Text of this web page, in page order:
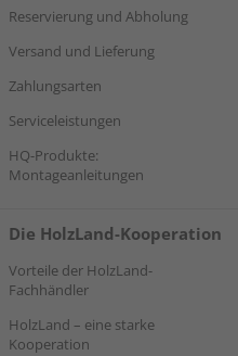
Reservierung und Abholung
Versand und Lieferung
Zahlungsarten
Serviceleistungen
HQ-Produkte:
Montageanleitungen
Die HolzLand-Kooperation
Vorteile der HolzLand-
Fachhändler
HolzLand – eine starke
Kooperation